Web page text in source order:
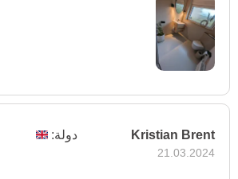
Kristian Brent
21.03.2024
دولة: